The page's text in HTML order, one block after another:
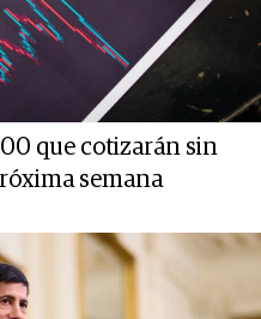
que cotizarán sin
semana